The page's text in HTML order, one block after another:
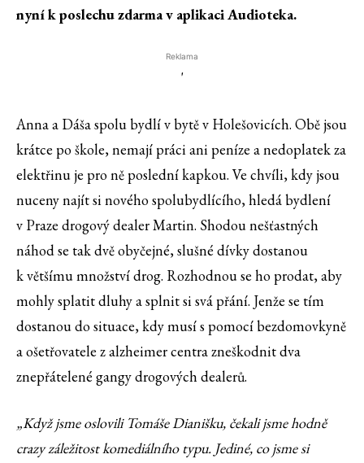
nyní k poslechu zdarma v aplikaci Audioteka.
Reklama
'
Anna a Dáša spolu bydlí v bytě v Holešovicích. Obě jsou
krátce po škole, nemají práci ani peníze a nedoplatek za
elektřinu je pro ně poslední kapkou. Ve chvíli, kdy jsou
nuceny najít si nového spolubydlícího, hledá bydlení
v Praze drogový dealer Martin. Shodou nešťastných
náhod se tak dvě obyčejné, slušné dívky dostanou
k většímu množství drog. Rozhodnou se ho prodat, aby
mohly splatit dluhy a splnit si svá přání. Jenže se tím
dostanou do situace, kdy musí s pomocí bezdomovkyně
a ošetřovatele z alzheimer centra zneškodnit dva
znepřátelené gangy drogových dealerů.
„Když jsme oslovili Tomáše Dianišku, čekali jsme hodně
crazy záležitost komediálního typu. Jediné, co jsme si